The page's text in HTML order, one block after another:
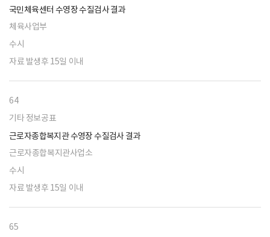
국민체육센터 수영장 수질검사 결과
체육사업부
수시
자료 발생후 15일 이내
64
기타 정보공표
근로자종합복지관 수영장 수질검사 결과
근로자종합복지관사업소
수시
자료 발생후 15일 이내
65